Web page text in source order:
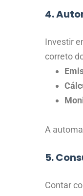
4.
Investir
correto
A
5.
Contar